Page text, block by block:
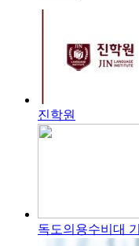
진학원
독도의용수비대